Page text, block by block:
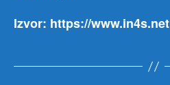
Izvor: https://www.in4s.net